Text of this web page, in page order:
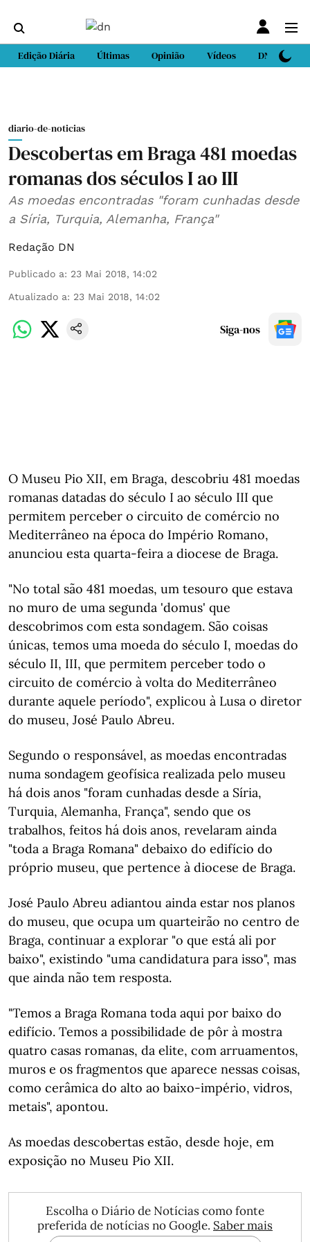
Edição Diária Últimas Opinião Vídeos DN Sport
diario-de-noticias
Descobertas em Braga 481 moedas
romanas dos séculos I ao III
As moedas encontradas "foram cunhadas desde
a Síria, Turquia, Alemanha, França"
Redação DN
Publicado a: 23 Mai 2018, 14:02
Atualizado a: 23 Mai 2018, 14:02
Siga-nos
O Museu Pio XII, em Braga, descobriu 481 moedas
romanas datadas do século I ao século III que
permitem perceber o circuito de comércio no
Mediterrâneo na época do Império Romano,
anunciou esta quarta-feira a diocese de Braga.
"No total são 481 moedas, um tesouro que estava
no muro de uma segunda 'domus' que
descobrimos com esta sondagem. São coisas
únicas, temos uma moeda do século I, moedas do
século II, III, que permitem perceber todo o
circuito de comércio à volta do Mediterrâneo
durante aquele período", explicou à Lusa o diretor
do museu, José Paulo Abreu.
Segundo o responsável, as moedas encontradas
numa sondagem geofísica realizada pelo museu
há dois anos "foram cunhadas desde a Síria,
Turquia, Alemanha, França", sendo que os
trabalhos, feitos há dois anos, revelaram ainda
"toda a Braga Romana" debaixo do edifício do
próprio museu, que pertence à diocese de Braga.
José Paulo Abreu adiantou ainda estar nos planos
do museu, que ocupa um quarteirão no centro de
Braga, continuar a explorar "o que está ali por
baixo", existindo "uma candidatura para isso", mas
que ainda não tem resposta.
"Temos a Braga Romana toda aqui por baixo do
edifício. Temos a possibilidade de pôr à mostra
quatro casas romanas, da elite, com arruamentos,
muros e os fragmentos que aparece nessas coisas,
como cerâmica do alto ao baixo-império, vidros,
metais", apontou.
As moedas descobertas estão, desde hoje, em
exposição no Museu Pio XII.
Escolha o Diário de Notícias como fonte
preferida de notícias no Google. Saber mais